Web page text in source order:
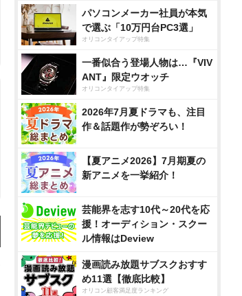
パソコンメーカー社員が本気
で選ぶ「10万円台PC3選」
オリコンタイアップ特集
一番似合う登場人物は…『VIV
ANT』限定ウオッチ
オリコンタイアップ特集
2026年7月夏ドラマも、注目
作＆話題作が勢ぞろい！
【夏アニメ2026】7月期夏の
新アニメを一挙紹介！
芸能界を志す10代～20代を応
援！オーディション・スクー
ル情報はDeview
漫画読み放題サブスクおすす
め11選【徹底比較】
オリコン顧客満足度ランキング